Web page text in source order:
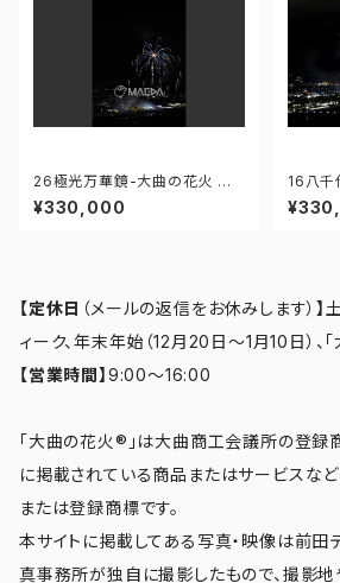
26極光万華鏡-大曲の花火 第9
7回全国花火競技大会 - 1766
71212382521
¥330,000
16八
7回全
【定休日 （メールの返信をお休みします）】
ィーク、年末年始（12月20日～1月10日）、
【営業時間】 9:00～16:00
「大曲の花火®」は大曲商工会議所の登録商
に掲載されている商品またはサービスな
または登録商標です。
本サイトに掲載してある写真・映像は前田
真事務所が独自に撮影したもので、撮影地